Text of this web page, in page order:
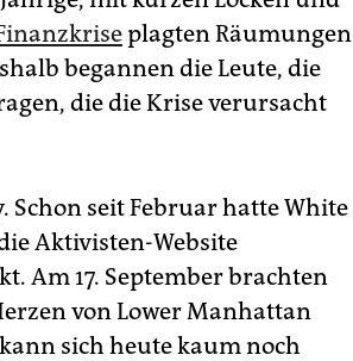
plagten Räumungen
begannen die Leute, die
die die Krise verursacht
Schon seit Februar hatte White
Aktivisten-Website
Am 17. September brachten
von Lower Manhattan
sich heute kaum noch